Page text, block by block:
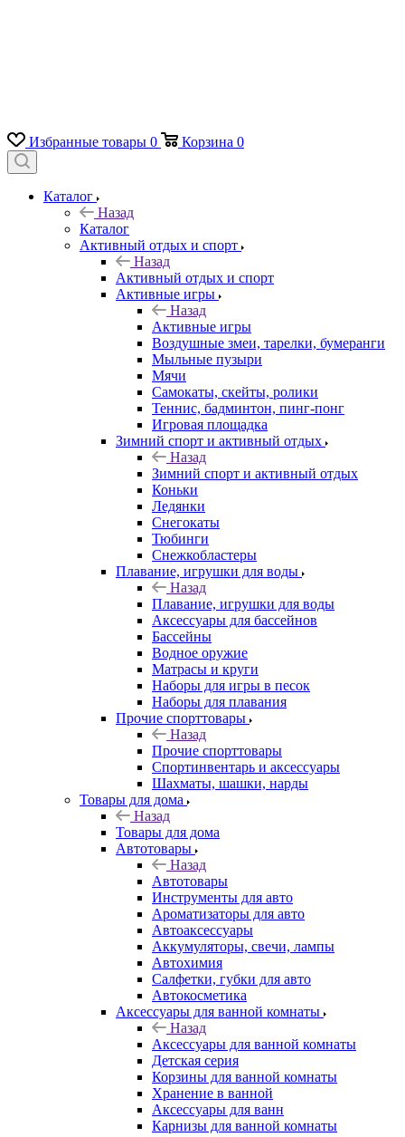
Избранные товары 0 Корзина 0
Каталог
Назад
Каталог
Активный отдых и спорт
Назад
Активный отдых и спорт
Активные игры
Назад
Активные игры
Воздушные змеи, тарелки, бумеранги
Мыльные пузыри
Мячи
Самокаты, скейты, ролики
Теннис, бадминтон, пинг-понг
Игровая площадка
Зимний спорт и активный отдых
Назад
Зимний спорт и активный отдых
Коньки
Ледянки
Снегокаты
Тюбинги
Снежкобластеры
Плавание, игрушки для воды
Назад
Плавание, игрушки для воды
Аксессуары для бассейнов
Бассейны
Водное оружие
Матрасы и круги
Наборы для игры в песок
Наборы для плавания
Прочие спорттовары
Назад
Прочие спорттовары
Спортинвентарь и аксессуары
Шахматы, шашки, нарды
Товары для дома
Назад
Товары для дома
Автотовары
Назад
Автотовары
Инструменты для авто
Ароматизаторы для авто
Автоаксессуары
Аккумуляторы, свечи, лампы
Автохимия
Салфетки, губки для авто
Автокосметика
Аксессуары для ванной комнаты
Назад
Аксессуары для ванной комнаты
Детская серия
Корзины для ванной комнаты
Хранение в ванной
Аксессуары для ванн
Карнизы для ванной комнаты